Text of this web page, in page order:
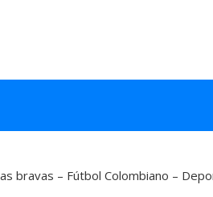
bravas – Fútbol Colombiano –